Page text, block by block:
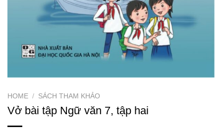
HOME / SÁCH THAM KHẢO
Vở bài tập Ngữ văn 7, tập hai